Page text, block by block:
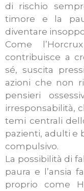
di rischio
timore e la
diventare
Come
contribuisce a
sé, suscita
azioni che non
pensieri
irresponsabilità,
temi centrali
pazienti, adulti e
compulsivo.
La possibilità di
paura e l’ansia
proprio come